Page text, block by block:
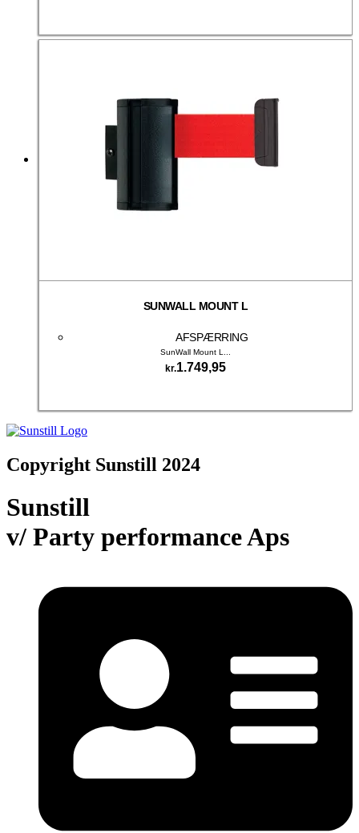
SUNWALL MOUNT L
AFSPÆRRING
SunWall Mount L...
kr.1.749,95
Copyright Sunstill 2024
Sunstill
v/ Party performance Aps